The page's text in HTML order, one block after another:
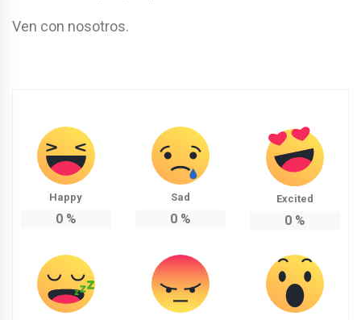
Ven con nosotros.
Happy
0%
Sad
0%
Excited
0%